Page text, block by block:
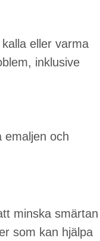
eller varma
inklusive
emaljen och
minska smärtan
som kan hjälpa